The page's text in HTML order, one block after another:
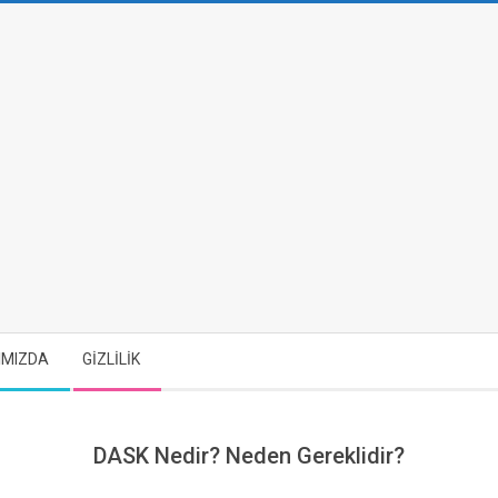
GİZLİLİK
DASK Nedir? Neden Gereklidir?